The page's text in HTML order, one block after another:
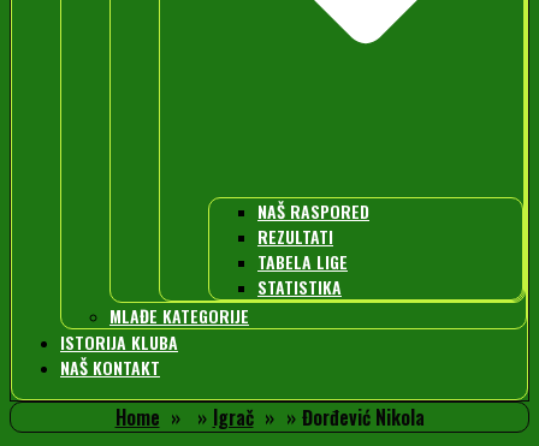
NAŠ RASPORED
REZULTATI
TABELA LIGE
STATISTIKA
MLAĐE KATEGORIJE
ISTORIJA KLUBA
NAŠ KONTAKT
Home Igrač
Đorđević Nikola